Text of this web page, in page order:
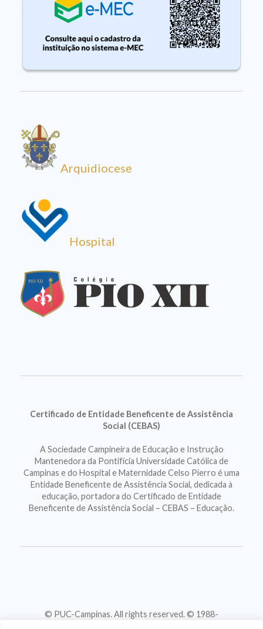
Arquidiocese
Hospital
Certificado de Entidade Beneficente de Assistência
Social (CEBAS)
A Sociedade Campineira de Educação e Instrução
Mantenedora da Pontifícia Universidade Católica de
Campinas e do Hospital e Maternidade Celso Pierro é uma
Entidade Beneficente de Assistência Social, dedicada à
educação, portadora do Certificado de Entidade
Beneficente de Assistência Social – CEBAS – Educação.
© PUC-Campinas. All rights reserved. © 1988-